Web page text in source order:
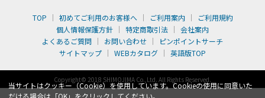
当サイトはクッキー（Cookie）を使用しています。Cookieの使用に同意いた
だける場合は「OK」をクリックしてください。
TOP 初めてご利用のお客様へ ご利用案内
ご利用規約
個人情報保護方針
特定商取引法
会社案内
よくあるご質問
お問い合わせ
ピンポイントサーチ
サイトマップ
WEBカタログ 英語版TOP
Copyright© 2018 SHIMOJIMA Co.,Ltd. All Rights Reserved.